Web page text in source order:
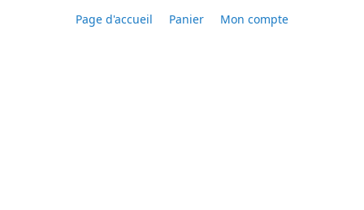
Page d'accueil Panier Mon compte